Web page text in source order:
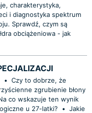
charakterystyka,
i diagnostyka spektrum
Sprawdź, czym są
obciążeniowa - jak
• Czy to dobrze, że
zgrubienie błony
co wskazuje ten wynik
u 27-latki? • Jakie